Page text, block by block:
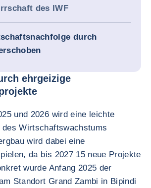
des IWF
durch
ehrgeizige
und 2026 wird eine leichte
des Wirtschaftswachstums
wird dabei eine
da bis 2027 15 neue Projekte
wurde Anfang 2025 der
Standort Grand Zambi in Bipindi